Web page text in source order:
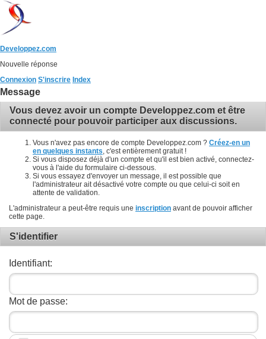
Developpez.com
Nouvelle réponse
Connexion S'inscrire Index
Message
Vous devez avoir un compte Developpez.com et être
connecté pour pouvoir participer aux discussions.
Vous n'avez pas encore de compte Developpez.com ? Créez-en un
en quelques instants , c'est entièrement gratuit !
Si vous disposez déjà d'un compte et qu'il est bien activé, connectez-
vous à l'aide du formulaire ci-dessous.
Si vous essayez d'envoyer un message, il est possible que
l'administrateur ait désactivé votre compte ou que celui-ci soit en
attente de validation.
L'administrateur a peut-être requis une inscription avant de pouvoir afficher
cette page.
S'identifier
Identifiant:
Mot de passe: